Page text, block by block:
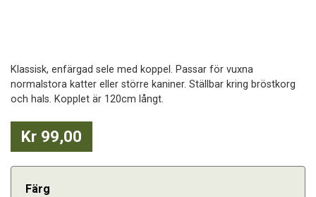
Klassisk, enfärgad sele med koppel. Passar för vuxna
normalstora katter eller större kaniner. Ställbar kring bröstkorg
och hals. Kopplet är 120cm långt.
Kr 99,00
Färg